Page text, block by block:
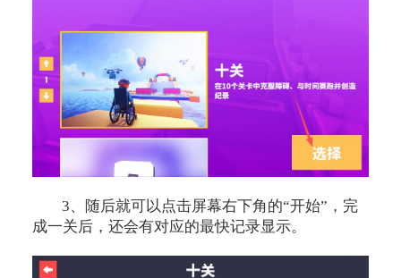
3、随后就可以点击屏幕右下角的“开始”，完
成一关后，还会有对应的最快记录显示。